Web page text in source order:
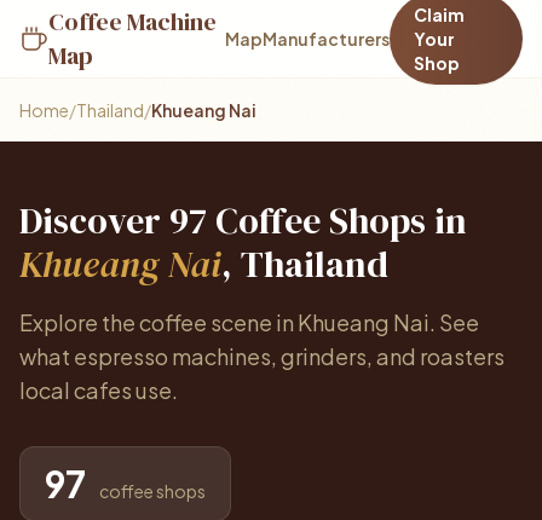
Coffee Machine
Map
MapManufacturers
Claim
Your
Shop
Home/Thailand/Khueang Nai
Discover 97 Coffee Shops in
Khueang Nai, Thailand
Explore the coffee scene in Khueang Nai. See
what espresso machines, grinders, and roasters
local cafes use.
97 coffee shops